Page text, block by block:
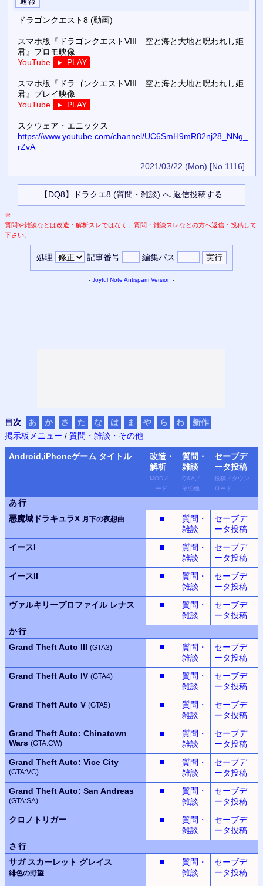
ドラゴンクエスト8 (動画)
スマホ版『ドラゴンクエストVIII 空と海と大地と呪われし姫
君』プロモ映像
YouTube
▼ PLAY
スマホ版『ドラゴンクエストVIII 空と海と大地と呪われし姫
君』プレイ映像
YouTube
▼ PLAY
スクウェア・エニックス
https://www.youtube.com/channel/UC6SmH9mR82nj28_NNg_
rZvA
2021/03/22 (Mon) [No.1116]
※
質問や雑談などは改造・解析スレではなく、質問・雑談スレなどの方へ返信・投稿して
下さい。
処理 記事番号 編集パス
- Joyful Note Antispam Version -
目次 あ か さ た な は ま や ら わ
新作
掲示板メニュー / 質問・雑談・その他
Android,iPhoneゲーム タイトル
改造・
解析
MOD ／
コード
質問・
雑談
Q&A ／
その他
セーブデ
ータ投稿
投稿 ／ ダウン
ロード
あ行
悪魔城ドラキュラX 月下の夜想曲 ■
質問・
雑談
セーブデ
ータ投稿
イースI
■
質問・
雑談
セーブデ
ータ投稿
イースII
■
質問・
雑談
セーブデ
ータ投稿
ヴァルキリープロファイル レナス ■
質問・
雑談
セーブデ
ータ投稿
か行
Grand Theft Auto III (GTA3) ■
質問・
雑談
セーブデ
ータ投稿
Grand Theft Auto IV (GTA4) ■
質問・
雑談
セーブデ
ータ投稿
Grand Theft Auto V (GTA5) ■
質問・
雑談
セーブデ
ータ投稿
Grand Theft Auto: Chinatown
Wars (GTA:CW)
■
質問・
雑談
セーブデ
ータ投稿
Grand Theft Auto: Vice City
(GTA:VC)
■
質問・
雑談
セーブデ
ータ投稿
Grand Theft Auto: San Andreas
(GTA:SA)
■
質問・
雑談
セーブデ
ータ投稿
クロノトリガー
■
質問・
雑談
セーブデ
ータ投稿
さ行
サガ スカーレット グレイス
緋色の野望
■
質問・
雑談
セーブデ
ータ投稿